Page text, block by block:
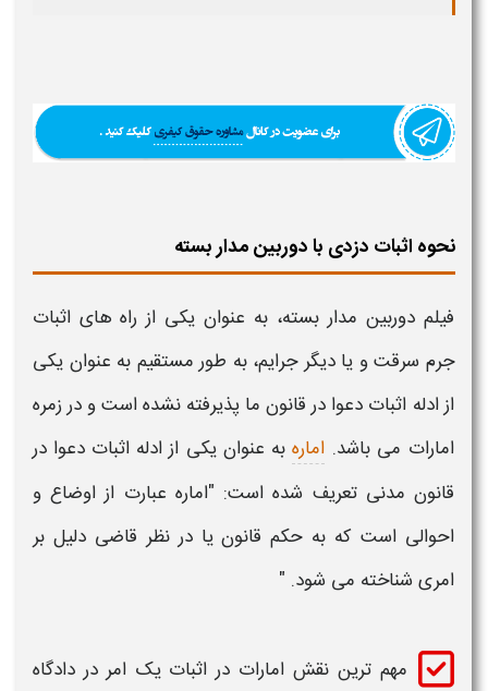
نحوه اثبات دزدی با دوربین مدار بسته
فیلم دوربین مدار بسته، به عنوان یکی از راه های اثبات
جرم سرقتو یا دیگر جرایم، به طور مستقیم به عنوان یکی
از ادله اثبات دعوا در قانون ما پذیرفته نشده است و در زمره
امارات می باشد. اماره به عنوان یکی از ادله اثبات دعوا در
قانون مدنی تعریف شده است: "اماره عبارت از اوضاع و
احوالی است که به حکم قانون یا در نظر قاضی دلیل بر
امری شناخته می‌ شود. "
مهم ترین نقش امارات در اثبات یک امر در دادگاه